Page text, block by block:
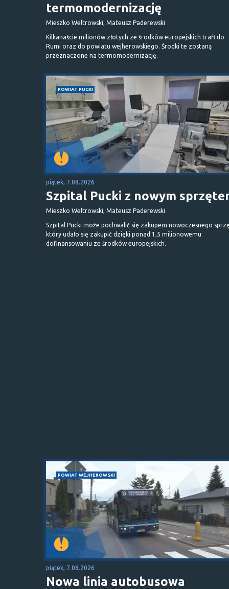
termomodernizację
Mieszko Weltrowski, Mateusz Paderewski
Kilkanaście milionów złotych ze środków europejskich trafi do
Rumi oraz do powiatu wejherowskiego. Środki te zostaną
przeznaczone na termomodernizację.
POWIAT PUCKI
piątek, 7.08.2026
Szpital Pucki z nowym
Mieszko Weltrowski, Mateusz Paderewski
Szpital Pucki może pochwalić się zakupem nowoczesnego
który udało się zakupić dzięki ponad 1,5 milionowemu
dofinansowaniu ze środków europejskich.
POWIAT WEJHEROWSKI
piątek, 7.08.2026
Nowa linia autobusowa